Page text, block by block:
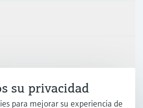
su privacidad
para mejorar su experiencia de